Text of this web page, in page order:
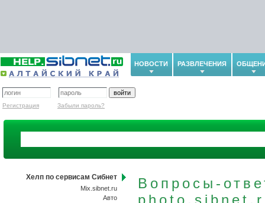
НОВОСТИ РАЗВЛЕЧЕНИЯ
Регистрация Забыли пароль?
Хелп по сервисам Сибнет
Mix.sibnet.ru
Авто
Вопросы-